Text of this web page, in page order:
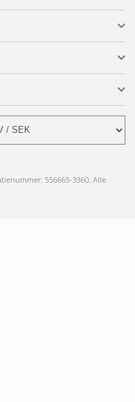
556665-3360. Alle